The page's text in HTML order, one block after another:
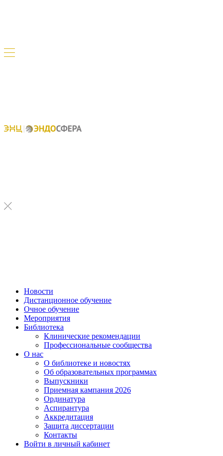
Новости
Дистанционное обучение
Очное обучение
Мероприятия
Библиотека
Клинические рекомендации
Профессиональные сообщества
О нас
О библиотеке и новостях
Об образовательных программах
Выпускники
Приемная кампания 2026
Ординатура
Аспирантура
Аккредитация
Защита диссертации
Контакты
Войти в личный кабинет